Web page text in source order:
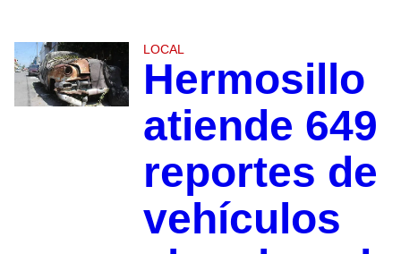
LOCAL
Hermosillo
atiende 649
reportes de
vehículos